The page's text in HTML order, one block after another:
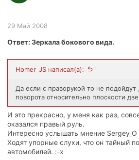
29 Май 2008
Ответ: Зеркала бокового вида.
Homer_JS написал(а):
Да если с праворукой то не подойдут
поворота относительно плоскости
И это прекрасно, у меня как раз,
оказался правый руль.
Интересно услышать мнение
Ходят упорные слухи, что он тайный
автомобилей. :-x